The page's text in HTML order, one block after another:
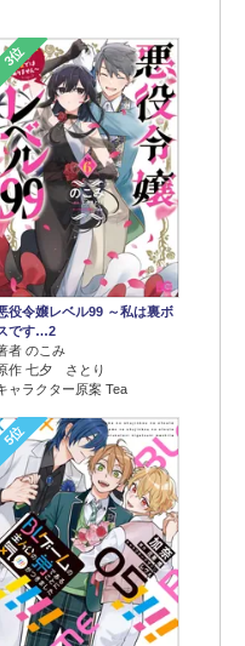
3位
役令嬢レベル99 ～私は裏ボ
です…2
者 のこみ
作 七夕 さとり
ャラクター原案 Tea
5位